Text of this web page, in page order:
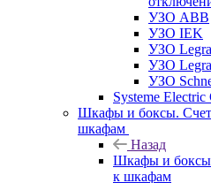
УЗО ABB
УЗО IEK
УЗО
УЗО
УЗО
Systeme Electric
Шкафы и боксы.
шкафам
Назад
Шкафы и
к шкафам